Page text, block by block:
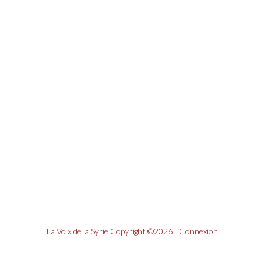
La Voix de la Syrie Copyright ©2026 | Connexion